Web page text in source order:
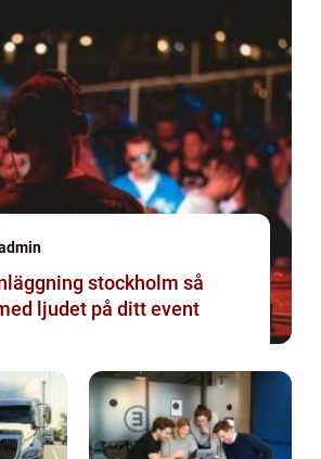
stockholm så
ljudet på ditt event